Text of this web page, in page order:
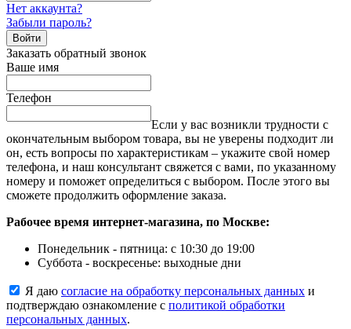
Нет аккаунта?
Забыли пароль?
Войти
Заказать обратный звонок
Ваше имя
Телефон
Если у вас возникли трудности с
окончательным выбором товара, вы не уверены подходит ли
он, есть вопросы по характеристикам – укажите свой номер
телефона, и наш консультант свяжется с вами, по указанному
номеру и поможет определиться с выбором. После этого вы
сможете продолжить оформление заказа.
Рабочее время интернет-магазина, по Москве:
Понедельник - пятница: с 10:30 до 19:00
Суббота - воскресенье: выходные дни
Я даю согласие на обработку персональных данных и
подтверждаю ознакомление с политикой обработки
персональных данных.